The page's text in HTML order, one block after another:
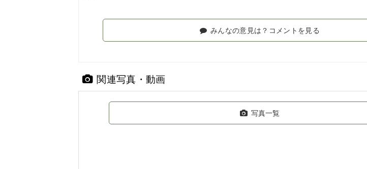
みんなの意見は？コメントを見る
関連写真・動画
写真一覧